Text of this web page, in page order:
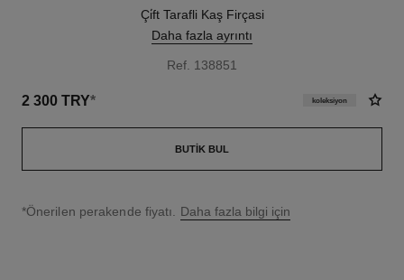
Çi̇ft Tarafli Kaş Firçasi
Daha fazla ayrıntı
Ref. 138851
2 300 TRY* koleksiyon
BUTIK BUL
↩
*Önerilen perakende fiyatı. Daha fazla bilgi için